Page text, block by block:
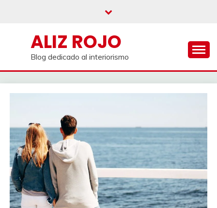
ALIZ ROJO
Blog dedicado al interiorismo